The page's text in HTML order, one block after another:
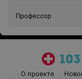
Профессор
О проекте